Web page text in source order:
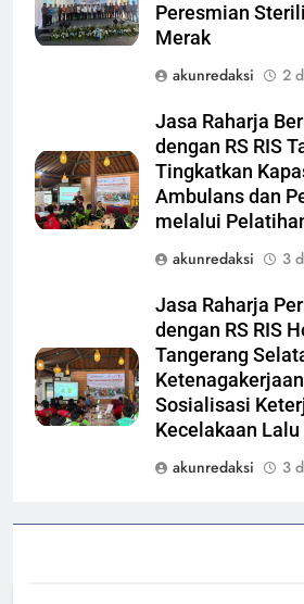
Peresmian
Merak
akunredaksi
2
Jasa Raharja
dengan RS RIS
Tingkatkan
Ambulans dan
melalui
akunredaksi
3
Jasa Raharja
dengan RS RIS
Tangerang
Sosialisasi
Kecelakaan
akunredaksi
3